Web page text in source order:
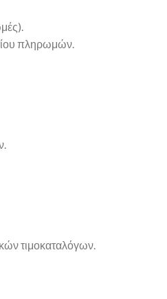
πληρωμών.
τιμοκαταλόγων.